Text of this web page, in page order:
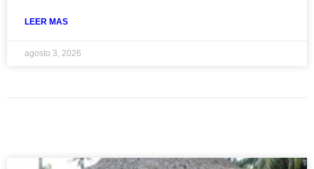
LEER MAS
agosto 3, 2026